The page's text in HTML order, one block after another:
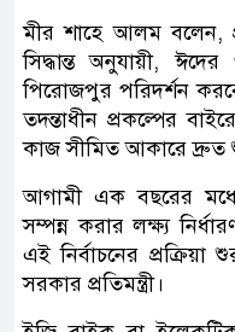
মীর শাহে আলম বলেন,
সিদ্ধান্ত অনুযায়ী,
পিরোজপুর পরিদর্শন
তদন্তাধীন প্রকল্পের
কাজ সীমিত আকারে দ্রুত
আগামী এক বছরের মধ্যে
সম্পন্ন করার লক্ষ্য
এই নির্বাচনের
সরকার প্রতিমন্ত্রী।